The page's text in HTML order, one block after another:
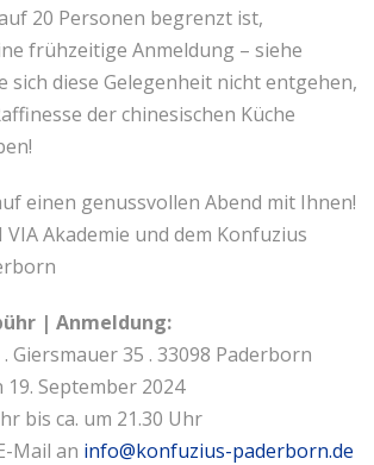
20 Personen begrenzt ist,
frühzeitige Anmeldung – siehe
sich diese Gelegenheit nicht entgehen,
der chinesischen Küche
einen genussvollen Abend mit Ihnen!
VIA Akademie und dem Konfuzius
| Anmeldung:
Giersmauer 35 . 33098 Paderborn
September 2024
bis ca. um 21.30 Uhr
Mail an info@konfuzius-paderborn.de